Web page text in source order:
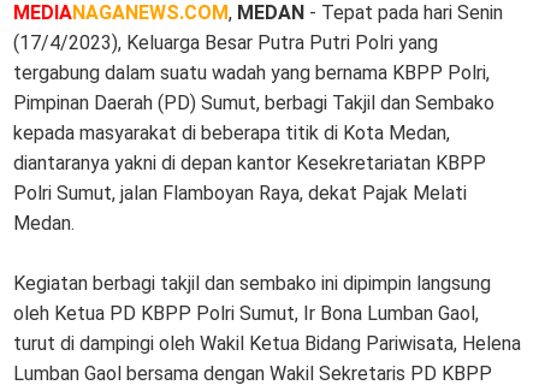
MEDIANAGANEWS.COM, MEDAN - Tepat pada hari Senin
(17/4/2023), Keluarga Besar Putra Putri Polri yang
tergabung dalam suatu wadah yang bernama KBPP Polri,
Pimpinan Daerah (PD) Sumut, berbagi Takjil dan Sembako
kepada masyarakat di beberapa titik di Kota Medan,
diantaranya yakni di depan kantor Kesekretariatan KBPP
Polri Sumut, jalan Flamboyan Raya, dekat Pajak Melati
Medan.
Kegiatan berbagi takjil dan sembako ini dipimpin langsung
oleh Ketua PD KBPP Polri Sumut, Ir Bona Lumban Gaol,
turut di dampingi oleh Wakil Ketua Bidang Pariwisata, Helena
Lumban Gaol bersama dengan Wakil Sekretaris PD KBPP